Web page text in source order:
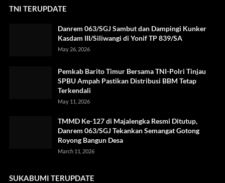
TNI TERUPDATE
Danrem 063/SGJ Sambut dan Dampingi Kunker
Kasdam III/Siliwangi di Yonif TP 839/SA
May 26, 2026
Pemkab Barito Timur Bersama TNI-Polri Tinjau
SPBU Ampah Pastikan Distribusi BBM Tetap
Terkendali
May 11, 2026
TMMD Ke-127 di Majalengka Resmi Ditutup,
Danrem 063/SGJ Tekankan Semangat Gotong
Royong Bangun Desa
March 11, 2026
SUKABUMI TERUPDATE